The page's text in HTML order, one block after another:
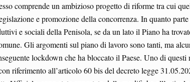
comprende un ambizioso progetto di riforme tra cui
e promozione della concorrenza. In quanto
e sociali della Penisola, se da un lato il Piano ha
Gli argomenti sul piano di lavoro sono tanti, ma
lockdown che ha bloccato il Paese. Uno di
riferimento all’articolo 60 bis del decreto legge